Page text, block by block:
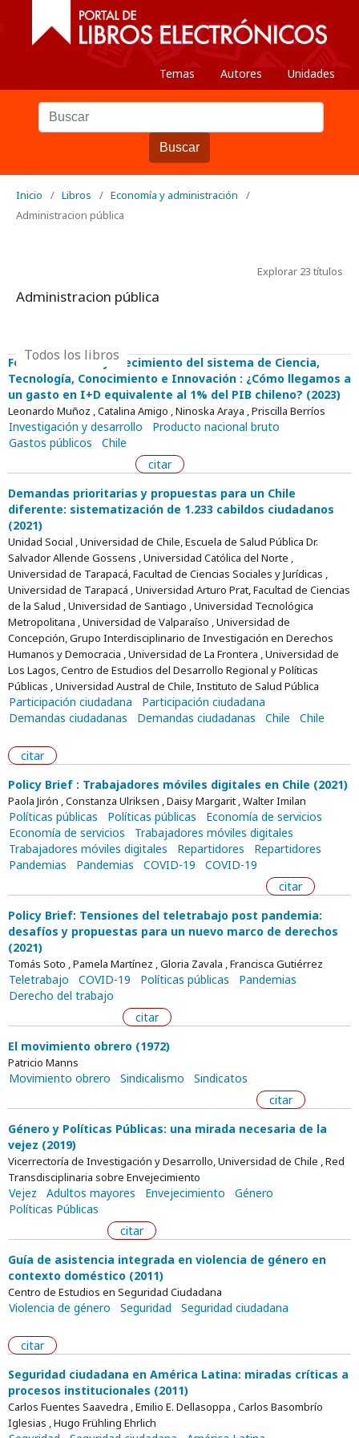
Temas Autores Unidades
Buscar
Inicio / Libros / Economía y administración
/
Administracion pública
Explorar 23 títulos
Administracion pública
Todos los libros
Fortalecimiento y crecimiento del sistema de Ciencia,
Tecnología, Conocimiento e Innovación : ¿Cómo llegamos a
un gasto en I+D equivalente al 1% del PIB chileno? (2023)
Leonardo Muñoz , Catalina Amigo , Ninoska Araya , Priscilla Berríos
Investigación y desarrollo
Producto nacional bruto
Gastos públicos
Chile
citar
Demandas prioritarias y propuestas para un Chile
diferente: sistematización de 1.233 cabildos ciudadanos
(2021)
Unidad Social , Universidad de Chile, Escuela de Salud Pública Dr.
Salvador Allende Gossens , Universidad Católica del Norte ,
Universidad de Tarapacá, Facultad de Ciencias Sociales y Jurídicas ,
Universidad de Tarapacá , Universidad Arturo Prat, Facultad de Ciencias
de la Salud , Universidad de Santiago , Universidad Tecnológica
Metropolitana , Universidad de Valparaíso , Universidad de
Concepción, Grupo Interdisciplinario de Investigación en Derechos
Humanos y Democracia , Universidad de La Frontera , Universidad de
Los Lagos, Centro de Estudios del Desarrollo Regional y Políticas
Públicas , Universidad Austral de Chile, Instituto de Salud Pública
Participación ciudadana
Participación ciudadana
Demandas ciudadanas
Demandas ciudadanas Chile Chile
citar
Policy Brief : Trabajadores móviles digitales en Chile (2021)
Paola Jirón , Constanza Ulriksen , Daisy Margarit , Walter Imilan
Políticas públicas Políticas públicas
Economía de servicios
Economía de servicios
Trabajadores móviles digitales
Trabajadores móviles digitales
Repartidores
Repartidores
Pandemias
Pandemias COVID-19
COVID-19
citar
Policy Brief: Tensiones del teletrabajo post pandemia:
desafíos y propuestas para un nuevo marco de derechos
(2021)
Tomás Soto , Pamela Martínez , Gloria Zavala , Francisca Gutiérrez
Teletrabajo COVID-19 Políticas públicas
Pandemias
Derecho del trabajo
citar
El movimiento obrero (1972)
Patricio Manns
Movimiento obrero Sindicalismo
Sindicatos
citar
Género y Políticas Públicas: una mirada necesaria de la
vejez (2019)
Vicerrectoría de Investigación y Desarrollo, Universidad de Chile , Red
Transdisciplinaria sobre Envejecimiento
Vejez Adultos mayores Envejecimiento
Género
Políticas Públicas
citar
Guía de asistencia integrada en violencia de género en
contexto doméstico (2011)
Centro de Estudios en Seguridad Ciudadana
Violencia de género Seguridad Seguridad ciudadana
citar
Seguridad ciudadana en América Latina: miradas críticas a
procesos institucionales (2011)
Carlos Fuentes Saavedra , Emilio E. Dellasoppa , Carlos Basombrío
Iglesias , Hugo Frühling Ehrlich